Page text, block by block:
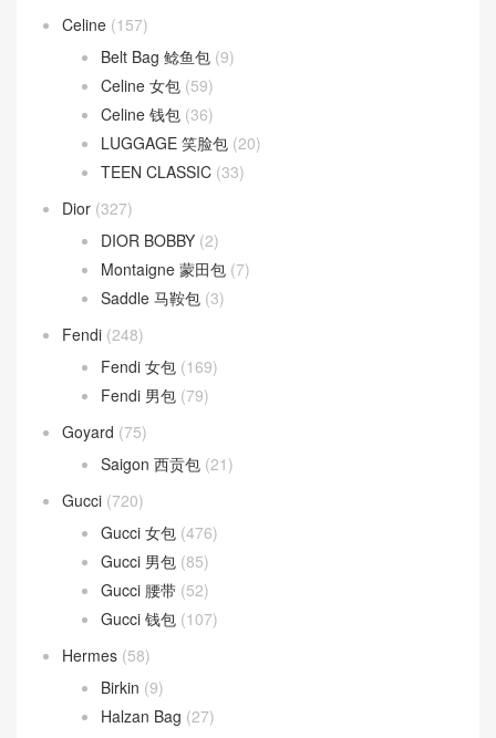
Celine (157)
Belt Bag 鲶鱼包 (9)
Celine 女包 (59)
Celine 钱包 (36)
LUGGAGE 笑脸包 (20)
TEEN CLASSIC (33)
Dior (327)
DIOR BOBBY (2)
Montaigne 蒙田包 (7)
Saddle 马鞍包 (3)
Fendi (248)
Fendi 女包 (169)
Fendi 男包 (79)
Goyard (75)
Saigon 西贡包 (21)
Gucci (720)
Gucci 女包 (476)
Gucci 男包 (85)
Gucci 腰带 (52)
Gucci 钱包 (107)
Hermes (58)
Birkin (9)
Halzan Bag (27)